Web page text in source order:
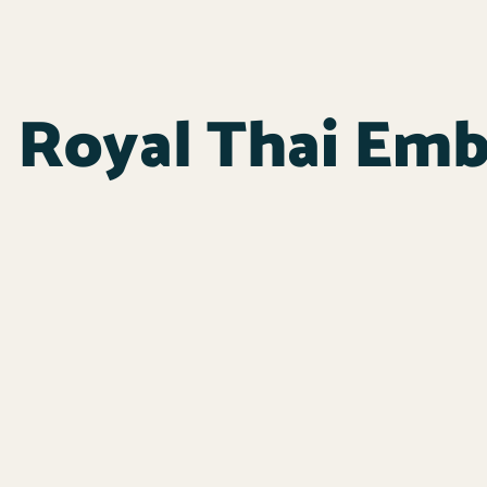
Royal Thai